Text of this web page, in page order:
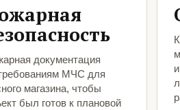
документация
МЧС для
магазина, чтобы
был готов к плановой